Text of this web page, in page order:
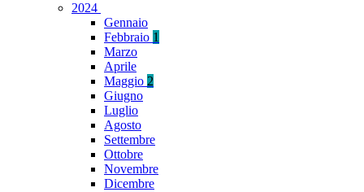
2024
Gennaio
Febbraio 1
Marzo
Aprile
Maggio 2
Giugno
Luglio
Agosto
Settembre
Ottobre
Novembre
Dicembre